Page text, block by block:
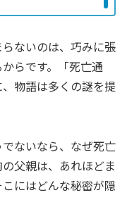
ないのは、巧みに張
らです。「死亡通
物語は多くの謎を提
ないなら、なぜ死亡
父親は、あれほどま
にはどんな秘密が隠